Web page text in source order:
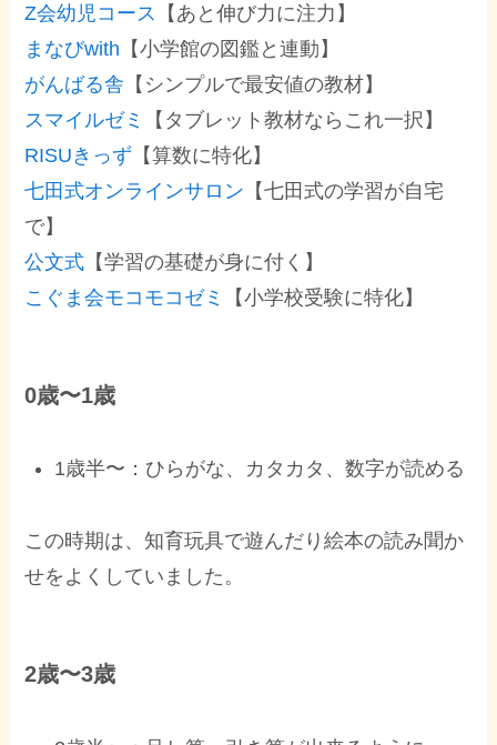
Z会幼児コース
【あと伸び力に注力】
まなびwith 【小学館の図鑑と連動】
がんばる舎 【シンプルで最安値の教材】
スマイルゼミ
【タブレット教材ならこれ一択】
RISUきっず 【算数に特化】
七田式オンラインサロン 【七田式の学習が自宅
で】
公文式 【学習の基礎が身に付く】
こぐま会モコモコゼミ
【小学校受験に特化】
0歳〜1歳
1歳半〜：ひらがな、カタカタ、数字が読める
この時期は、知育玩具で遊んだり絵本の読み聞か
せをよくしていました。
2歳〜3歳